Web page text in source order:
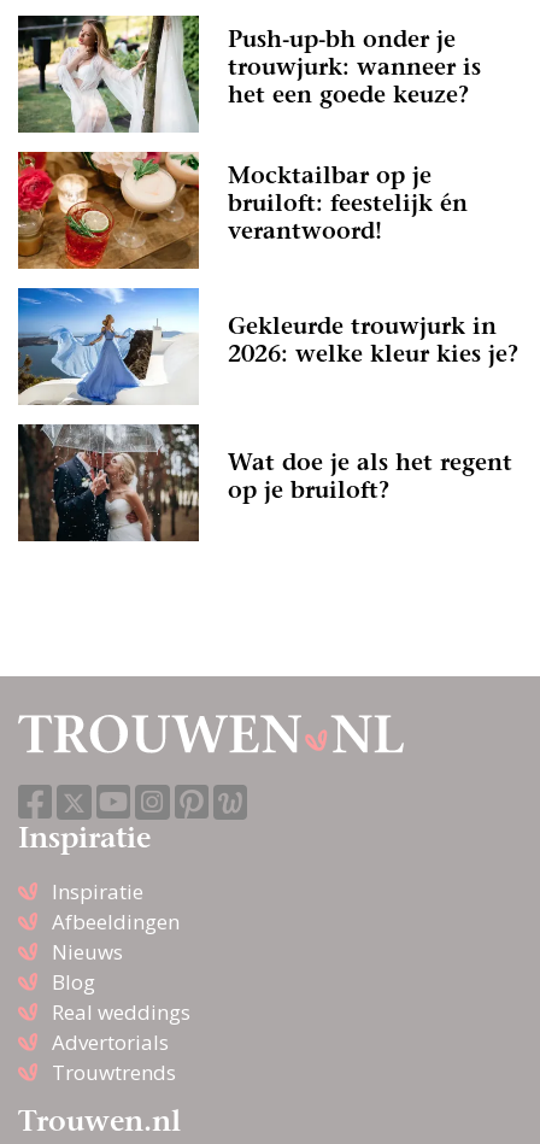
Push-up-bh onder je
trouwjurk: wanneer is
het een goede keuze?
Mocktailbar op je
bruiloft: feestelijk én
verantwoord!
Gekleurde trouwjurk in
2026: welke kleur kies je?
Wat doe je als het regent
op je bruiloft?
Inspiratie
Inspiratie
Afbeeldingen
Nieuws
Blog
Real weddings
Advertorials
Trouwtrends
Trouwen.nl